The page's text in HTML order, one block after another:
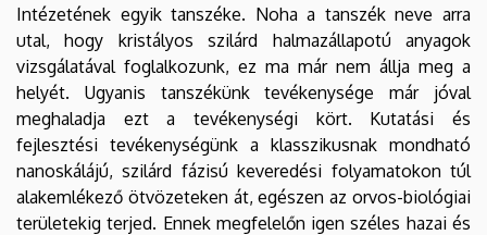
Intézetének egyik tanszéke. Noha a tanszék neve arra
utal, hogy kristályos szilárd halmazállapotú anyagok
vizsgálatával foglalkozunk, ez ma már nem állja meg a
helyét. Ugyanis tanszékünk tevékenysége már jóval
meghaladja ezt a tevékenységi kört. Kutatási és
fejlesztési tevékenységünk a klasszikusnak mondható
nanoskálájú, szilárd fázisú keveredési folyamatokon túl
alakemlékező ötvözeteken át, egészen az orvos-biológiai
területekig terjed. Ennek megfelelőn igen széles hazai és